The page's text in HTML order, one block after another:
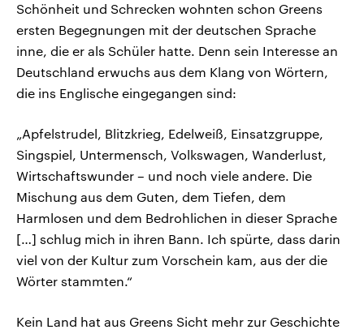
Schönheit und Schrecken wohnten schon Greens
ersten Begegnungen mit der deutschen Sprache
inne, die er als Schüler hatte. Denn sein Interesse an
Deutschland erwuchs aus dem Klang von Wörtern,
die ins Englische eingegangen sind:
„Apfelstrudel, Blitzkrieg, Edelweiß, Einsatzgruppe,
Singspiel, Untermensch, Volkswagen, Wanderlust,
Wirtschaftswunder – und noch viele andere. Die
Mischung aus dem Guten, dem Tiefen, dem
Harmlosen und dem Bedrohlichen in dieser Sprache
[…] schlug mich in ihren Bann. Ich spürte, dass darin
viel von der Kultur zum Vorschein kam, aus der die
Wörter stammten.“
Kein Land hat aus Greens Sicht mehr zur Geschichte